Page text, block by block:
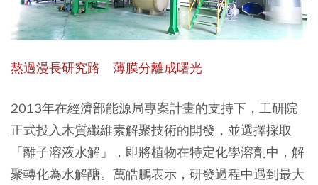
熬過漫長研究路 薄膜分離成曙光
2013年在經濟部能源局專案計畫的支持下，工研院
正式投入木質纖維素解聚技術的開發，並選擇採取
「離子溶液水解」，即將植物在特定化學溶劑中，解
聚轉化為水解醣。萬皓鵬表示，研發過程中遇到最大